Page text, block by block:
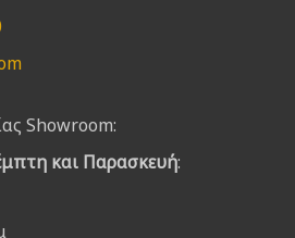
Showroom:
και Παρασκευή: